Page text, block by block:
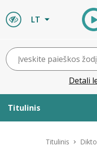
LT
Detali
Titulinis
Titulinis